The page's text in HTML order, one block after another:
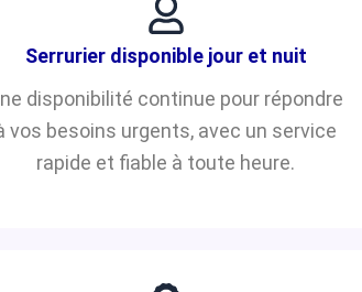
Serrurier disponible jour et nuit
disponibilité continue pour répondre
vos besoins urgents, avec un service
rapide et fiable à toute heure.